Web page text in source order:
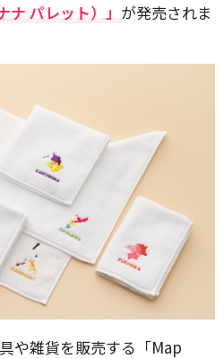
パレット）」 が発売されま
や雑貨を販売する「Map